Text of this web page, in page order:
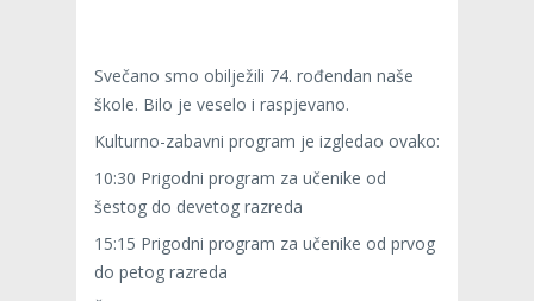
Svečano smo obilježili 74. rođendan naše
škole. Bilo je veselo i raspjevano.
Kulturno-zabavni program je izgledao ovako:
10:30 Prigodni program za učenike od
šestog do devetog razreda
15:15 Prigodni program za učenike od prvog
do petog razreda